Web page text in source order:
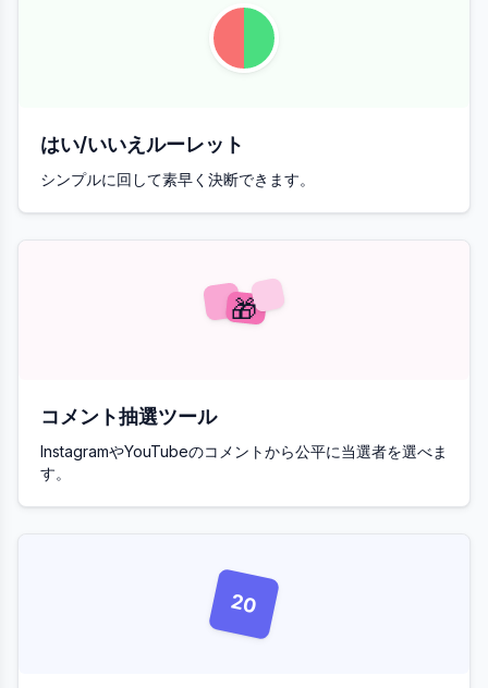
はい/いいえルーレット
シンプルに回して素早く決断できます。
🎁
コメント抽選ツール
InstagramやYouTubeのコメントから公平に当選者を選べま
す。
20